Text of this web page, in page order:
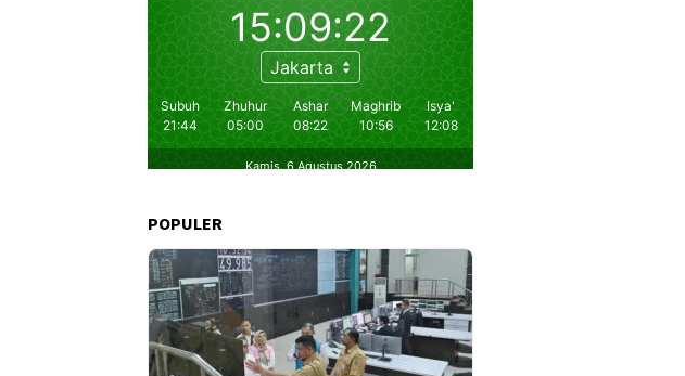
POPULER